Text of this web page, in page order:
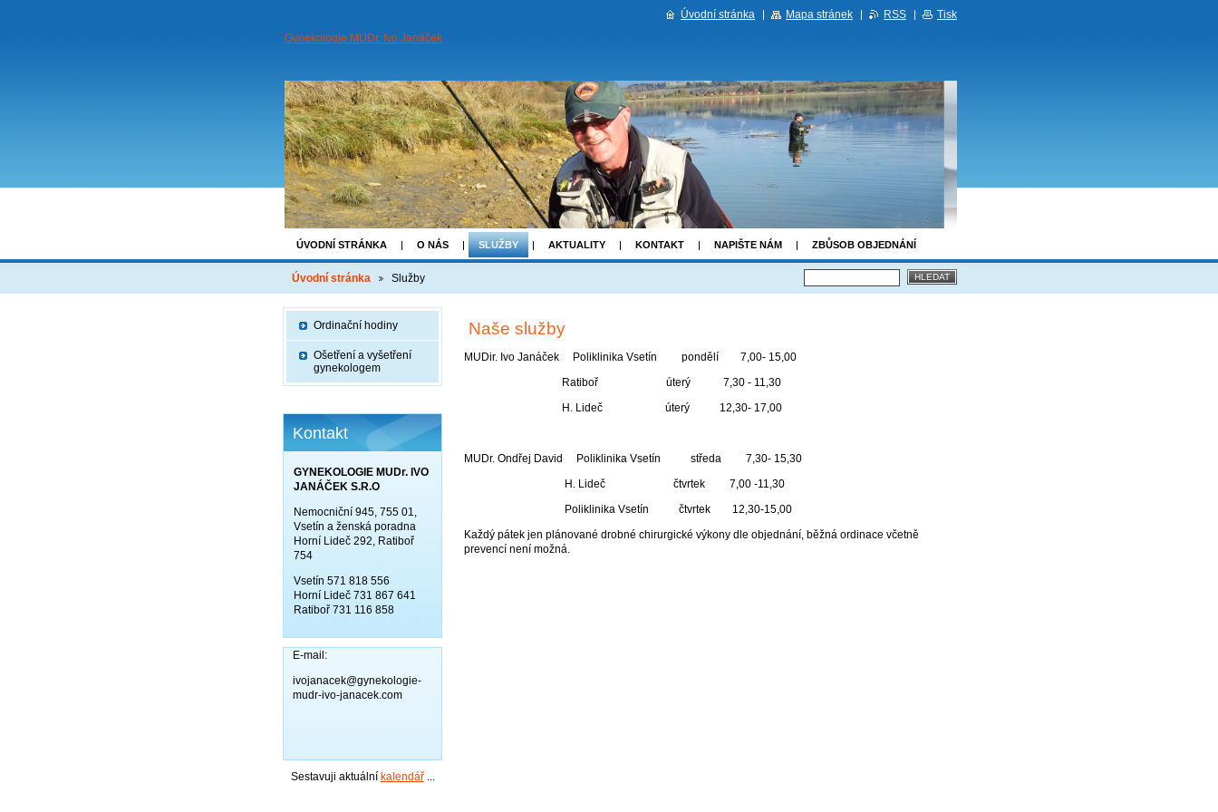
Gynekologie MUDr. Ivo Janáček
ÚVODNÍ STRÁNKA O NÁS SLUŽBY AKTUALITY KONTAKT NAPIŠTE NÁM ZBŮSOB OBJEDNÁNÍ
Úvodní stránka Služby
Naše služby
MUDir. Ivo Janáček Poliklinika Vsetín pondělí 7,00- 15,00
Ratiboř úterý 7,30 - 11,30
H. Lideč úterý 12,30- 17,00
MUDr. Ondřej David Poliklinika Vsetín středa 7,30- 15,30
H. Lideč čtvrtek 7,00 -11,30
Poliklinika Vsetín čtvrtek 12,30-15,00
Každý pátek jen plánované drobné chirurgické výkony dle objednání, běžná ordinace včetně
prevencí není možná.
Ordinační hodiny
Ošetření a vyšetření
gynekologem
Kontakt
GYNEKOLOGIE MUDr. IVO
JANÁČEK S.R.O
Nemocniční 945, 755 01,
Vsetín a ženská poradna
Horní Lideč 292, Ratiboř
754
Vsetín 571 818 556
Horní Lideč 731 867 641
Ratiboř 731 116 858
E-mail:
ivojanacek@gynekologie-
mudr-ivo-janacek.com
Sestavuji aktuální kalendář...
Úvodní stránka Mapa stránek RSS Tisk